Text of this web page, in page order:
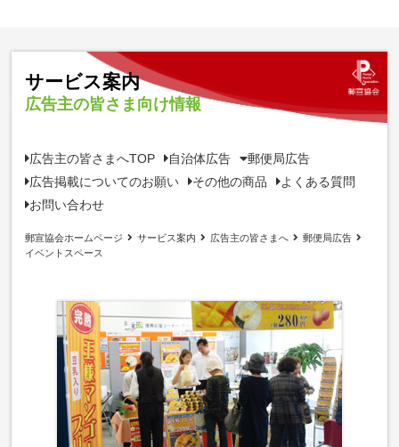
サービス案内
広告主の皆さま向け情報
広告主の皆さまへTOP 自治体広告
郵便局広告
広告掲載についてのお願い
その他の商品
よくある質問
お問い合わせ
郵宣協会ホームページ サービス案内 広告主の皆さまへ
郵便局広告
イベントスペース